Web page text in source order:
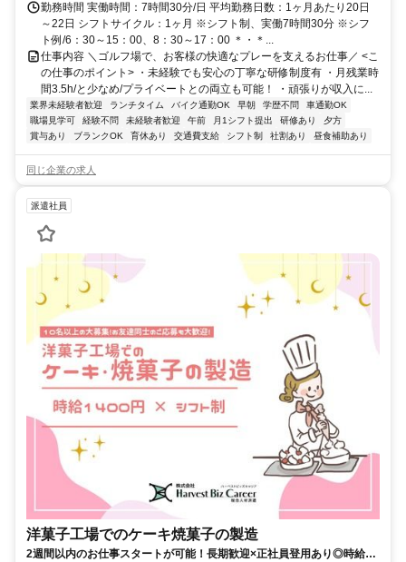
勤務時間 実働時間：7時間30分/日 平均勤務日数：1ヶ月あたり20日
～22日 シフトサイクル：1ヶ月 ※シフト制、実働7時間30分 ※シフ
ト例/6：30～15：00、8：30～17：00 ＊・＊...
仕事内容 ＼ゴルフ場で、お客様の快適なプレーを支えるお仕事／ <こ
の仕事のポイント> ・未経験でも安心の丁寧な研修制度有 ・月残業時
間3.5h/と少なめ/プライベートとの両立も可能！ ・頑張りが収入に...
業界未経験者歓迎 ランチタイム バイク通勤OK 早朝 学歴不問
車通勤OK
職場見学可
経験不問 未経験者歓迎 午前 月1シフト提出 研修あり
夕方
賞与あり
ブランクOK 育休あり 交通費支給 シフト制 社割あり 昼食補助あり
同じ企業の求人
派遣社員
洋菓子工場でのケーキ焼菓子の製造
2週間以内のお仕事スタートが可能！長期歓迎×正社員登用あり◎時給